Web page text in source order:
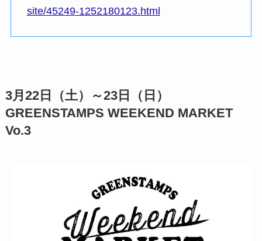
site/45249-1252180123.html
3月22日（土）～23日（日）
GREENSTAMPS WEEKEND MARKET
Vo.3